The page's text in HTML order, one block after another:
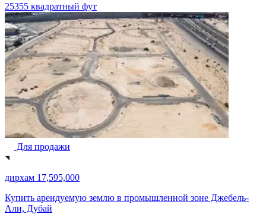
25355 квадратный фут
Для продажи
дирхам 17,595,000
Купить арендуемую землю в промышленной зоне Джебель-
Али, Дубай